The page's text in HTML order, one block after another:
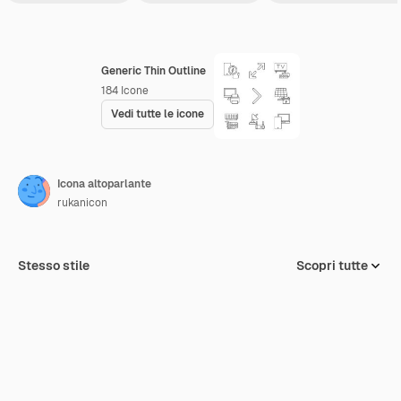
Generic Thin Outline
184 Icone
Vedi tutte le icone
Icona altoparlante
rukanicon
Stesso stile Scopri tutte